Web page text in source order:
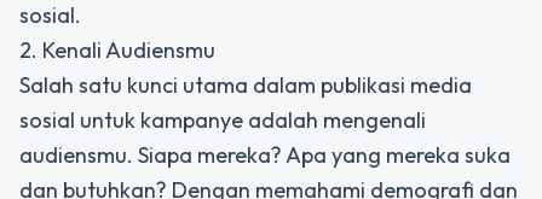
sosial.
2. Kenali Audiensmu
Salah satu kunci utama dalam publikasi media
sosial untuk kampanye adalah mengenali
audiensmu. Siapa mereka? Apa yang mereka suka
dan butuhkan? Dengan memahami demografi dan